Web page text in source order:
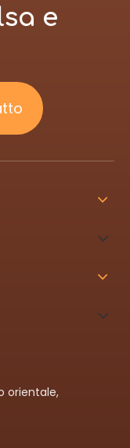
e
orientale,